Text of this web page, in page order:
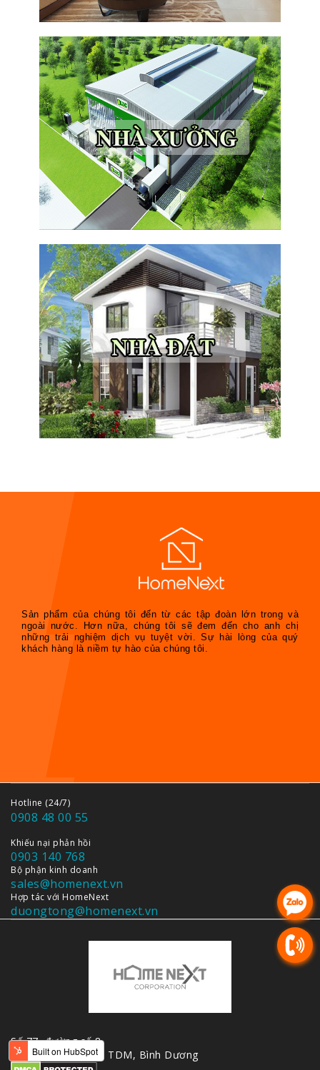
Sản phẩm của chúng tôi đến từ các tập đoàn lớn trong và
ngoài nước. Hơn nữa, chúng tôi sẽ đem đến cho anh chị
những trải nghiệm dịch vụ tuyệt vời. Sự hài lòng của quý
khách hàng là niềm tự hào của chúng tôi.
Hotline (24/7)
0908 48 00 55
Khiếu nại phản hồi
0903 140 768
Bộ phận kinh doanh
sales@homenext.vn
Hợp tác với HomeNext
duongtong@homenext.vn
Số 77, đường số 8,
KDC Hiệp Thành 3, TDM, Bình Dương